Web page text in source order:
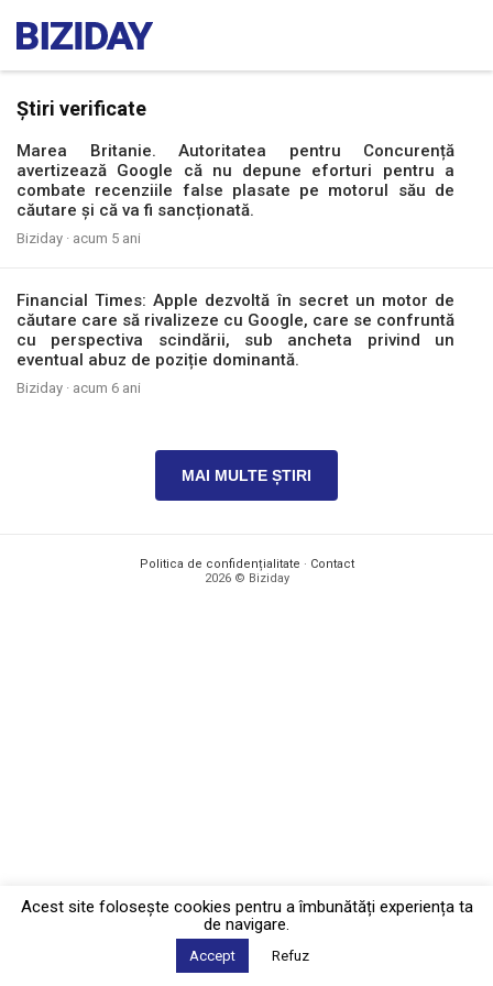
Știri verificate
Marea Britanie. Autoritatea pentru Concurență
avertizează Google că nu depune eforturi pentru a
combate recenziile false plasate pe motorul său de
căutare și că va fi sancționată.
Biziday · acum 5 ani
Financial Times: Apple dezvoltă în secret un motor de
căutare care să rivalizeze cu Google, care se confruntă
cu perspectiva scindării, sub ancheta privind un
eventual abuz de poziție dominantă.
Biziday · acum 6 ani
MAI MULTE ȘTIRI
Politica de confidențialitate · Contact
2026 © Biziday
Acest site foloseşte cookies pentru a îmbunătăți experiența ta
de navigare.
Accept Refuz